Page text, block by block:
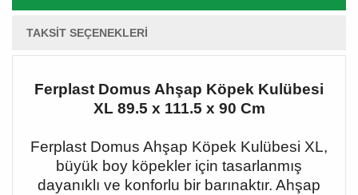
TAKSIT SEÇENEKLERI
Ferplast Domus Ahşap Köpek Kulübesi
XL 89.5 x 111.5 x 90 Cm
Ferplast Domus Ahşap Köpek Kulübesi XL,
büyük boy köpekler için tasarlanmış
dayanıklı ve konforlu bir barınaktır. Ahşap